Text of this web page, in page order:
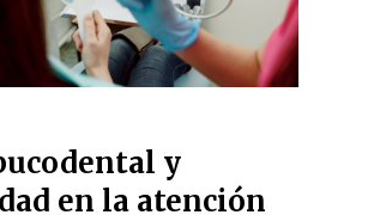
y
en la atención